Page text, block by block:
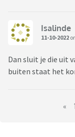
Isalinde
11-10-2022
Dan sluit je die uit
buiten staat het
« 1